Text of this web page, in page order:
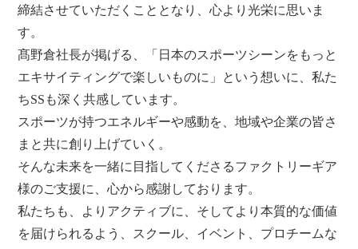
締結させていただくこととなり、心より光栄に思いま
す。
髙野倉社長が掲げる、「日本のスポーツシーンをもっと
エキサイティングで楽しいものに」という想いに、私た
ちSSも深く共感しています。
スポーツが持つエネルギーや感動を、地域や企業の皆さ
まと共に創り上げていく。
そんな未来を一緒に目指してくださるファクトリーギア
様のご支援に、心から感謝しております。
私たちも、よりアクティブに、そしてより本質的な価値
を届けられるよう、スクール、イベント、プロチームな